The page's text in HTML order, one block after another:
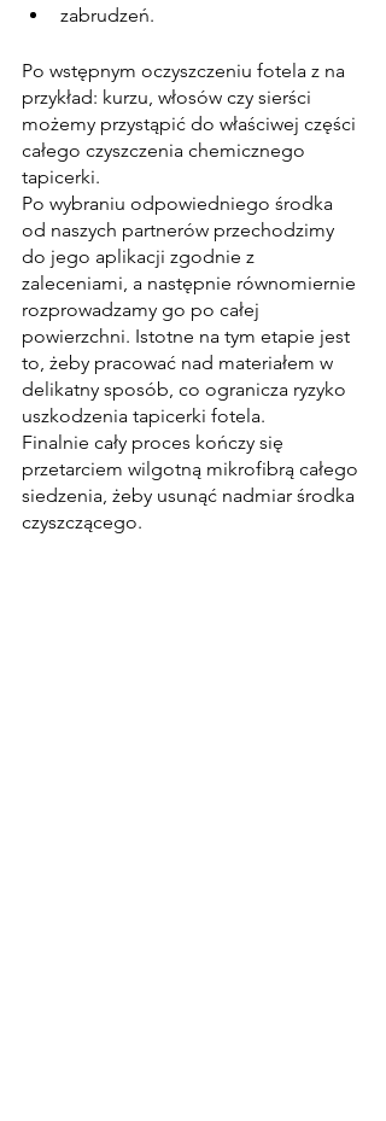
zabrudzeń.
Po wstępnym oczyszczeniu fotela z na
przykład: kurzu, włosów czy sierści
możemy przystąpić do właściwej części
całego czyszczenia chemicznego
tapicerki.
Po wybraniu odpowiedniego środka
od naszych partnerów przechodzimy
do jego aplikacji zgodnie z
zaleceniami, a następnie równomiernie
rozprowadzamy go po całej
powierzchni. Istotne na tym etapie jest
to, żeby pracować nad materiałem w
delikatny sposób, co ogranicza ryzyko
uszkodzenia tapicerki fotela.
Finalnie cały proces kończy się
przetarciem wilgotną mikrofibrą całego
siedzenia, żeby usunąć nadmiar środka
czyszczącego.